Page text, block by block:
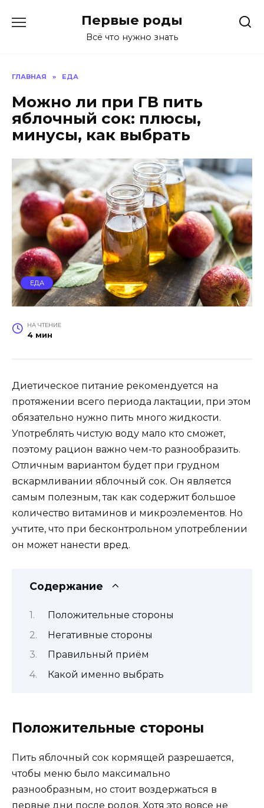
Первые роды
Всё что нужно знать
ГЛАВНАЯ » ЕДА
Можно ли при ГВ пить
яблочный сок: плюсы,
минусы, как выбрать
ЕДА
НА ЧТЕНИЕ
4 мин
Диетическое питание рекомендуется на
протяжении всего периода лактации, при этом
обязательно нужно пить много жидкости.
Употреблять чистую воду мало кто сможет,
поэтому рацион важно чем-то разнообразить.
Отличным вариантом будет при грудном
вскармливании яблочный сок. Он является
самым полезным, так как содержит большое
количество витаминов и микроэлементов. Но
учтите, что при бесконтрольном употреблении
он может нанести вред.
Содержание
Положительные стороны
Негативные стороны
Правильный приём
Какой именно выбрать
Положительные стороны
Пить яблочный сок кормящей разрешается,
чтобы меню было максимально
разнообразным, но стоит воздержаться в
первые дни после родов. Хотя это вовсе не